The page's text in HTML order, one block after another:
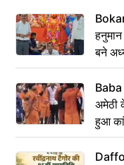
बने
अमेठी
हुआ